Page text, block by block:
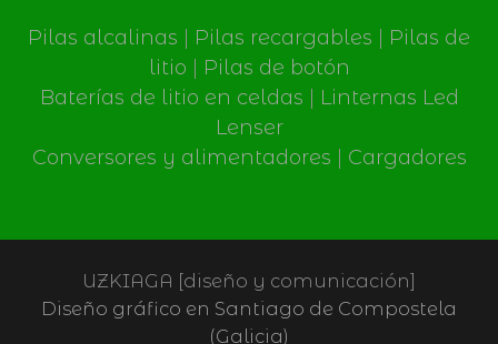
Pilas alcalinas Pilas recargables
Pilas de
litio
Pilas de botón
Baterías de litio en celdas
Linternas Led
Lenser
Conversores y alimentadores
Cargadores
UZKIAGA [diseño y comunicación]
Diseño gráfico en Santiago de Compostela
(Galicia)